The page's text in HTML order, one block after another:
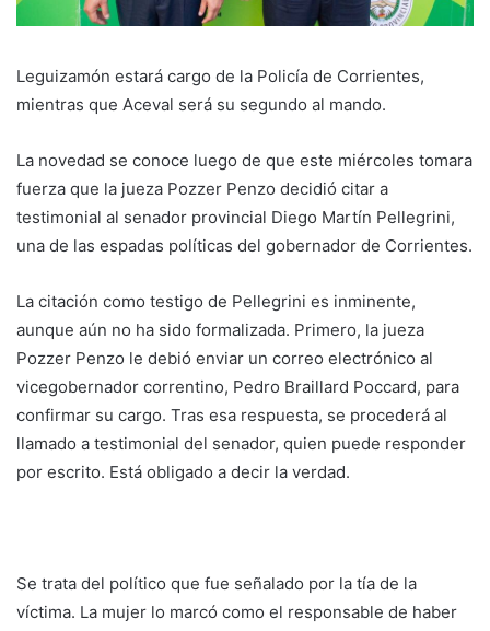
Leguizamón estará cargo de la Policía de Corrientes,
mientras que Aceval será su segundo al mando.
La novedad se conoce luego de que este miércoles tomara
fuerza que la jueza Pozzer Penzo decidió citar a
testimonial al senador provincial Diego Martín Pellegrini,
una de las espadas políticas del gobernador de Corrientes.
La citación como testigo de Pellegrini es inminente,
aunque aún no ha sido formalizada. Primero, la jueza
Pozzer Penzo le debió enviar un correo electrónico al
vicegobernador correntino, Pedro Braillard Poccard, para
confirmar su cargo. Tras esa respuesta, se procederá al
llamado a testimonial del senador, quien puede responder
por escrito. Está obligado a decir la verdad.
Se trata del político que fue señalado por la tía de la
víctima. La mujer lo marcó como el responsable de haber